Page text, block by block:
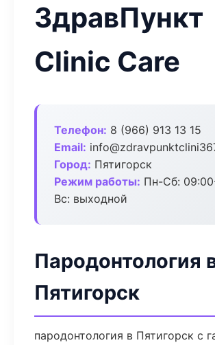
ЗдравПункт
Clinic Care
Телефон: 8 (966) 913 13 15
Email:
Город: Пятигорск
Режим работы: Пн-Сб:
Вс: выходной
Пародонтология
Пятигорск
пародонтология в Пятигорск с